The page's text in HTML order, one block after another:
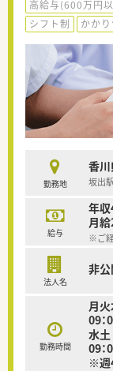
高給与(600万円
シフト制
かか
勤務地
香
坂出
給与
年
月
※ご
法人名
非公
勤務時間
月
09：
水土
09：
※週